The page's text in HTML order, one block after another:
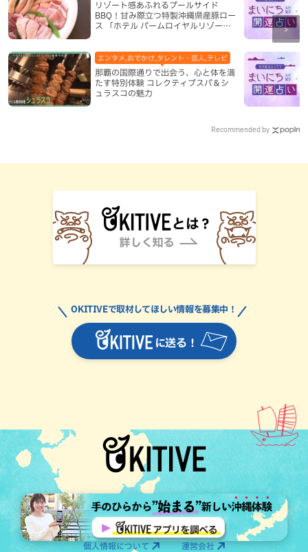
リゾート感あふれるプールサイド
BBQ！甘み際立つ特製沖縄県産豚ロー
ス 「ホテル パームロイヤルリゾート
那覇の国際通りで出会う、心と体を満
たす特別体験 コレクティブスパ＆シ
ュラスコの魅力
エンタメ,おでかけ,タレント・芸人,テレビ
Recommended by
に送る！
OKITIVEで取材してほしい情報を募集中！
個人情報について 運営会社